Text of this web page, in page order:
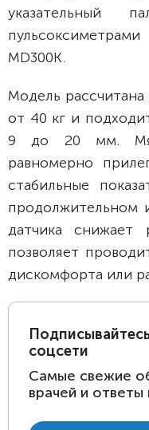
MD300K.
Модель
от 40 кг и
9 до 20 мм.
равномерно
стабильные
продолжительном
датчика
позволяет
дискомфорта или
соцсети
Самые свежие
врачей и